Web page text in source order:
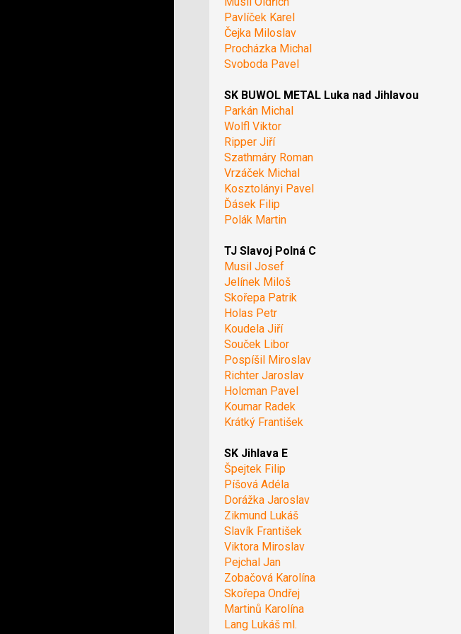
Pavlíček Karel
Čejka Miloslav
Procházka Michal
Svoboda Pavel
SK BUWOL METAL Luka nad Jihlavou
Parkán Michal
Wolfl Viktor
Ripper Jiří
Szathmáry Roman
Vrzáček Michal
Kosztolányi Pavel
Ďásek Filip
Polák Martin
TJ Slavoj Polná C
Musil Josef
Jelínek Miloš
Skořepa Patrik
Holas Petr
Koudela Jiří
Souček Libor
Pospíšil Miroslav
Richter Jaroslav
Holcman Pavel
Koumar Radek
Krátký František
SK Jihlava E
Špejtek Filip
Píšová Adéla
Dorážka Jaroslav
Zikmund Lukáš
Slavík František
Viktora Miroslav
Pejchal Jan
Zobačová Karolína
Skořepa Ondřej
Martinů Karolína
Lang Lukáš ml.